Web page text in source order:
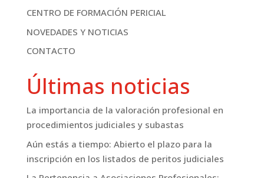
CENTRO DE FORMACIÓN PERICIAL
NOVEDADES Y NOTICIAS
CONTACTO
Últimas noticias
La importancia de la valoración profesional en
procedimientos judiciales y subastas
Aún estás a tiempo: Abierto el plazo para la
inscripción en los listados de peritos judiciales